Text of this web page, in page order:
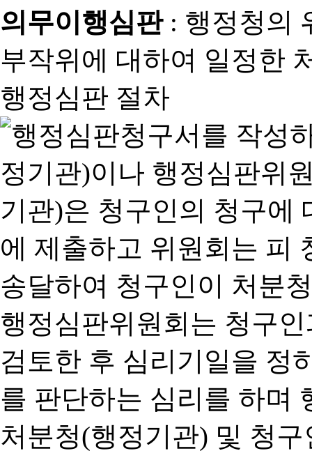
의무이행심판: 행정청의
부작위에 대하여 일정한
행정심판 절차